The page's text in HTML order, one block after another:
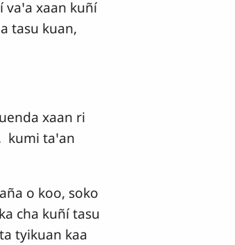
vaꞌa xaan kuñí
tasu kuan,
xaan ri
kumi taꞌan
o koo, soko
cha kuñí tasu
tyikuan kaa